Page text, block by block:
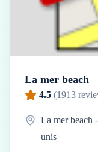
La mer beach
4.5 (1913
La mer beach
unis